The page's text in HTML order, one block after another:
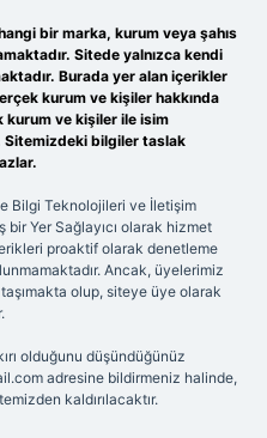
bir marka, kurum veya şahıs
Sitede yalnızca kendi
Burada yer alan içerikler
kurum ve kişiler hakkında
kurum ve kişiler ile isim
bilgiler taslak
Bilgi Teknolojileri ve İletişim
bir Yer Sağlayıcı olarak hizmet
proaktif olarak denetleme
Ancak, üyelerimiz
olup, siteye üye olarak
olduğunu düşündüğünüz
adresine bildirmeniz halinde,
kaldırılacaktır.